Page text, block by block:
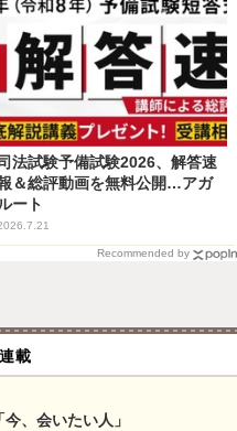
法試験予備試験2026、解答速
＆総評動画を無料公開…アガ
ート
Recommended by
載
、会いたい人」